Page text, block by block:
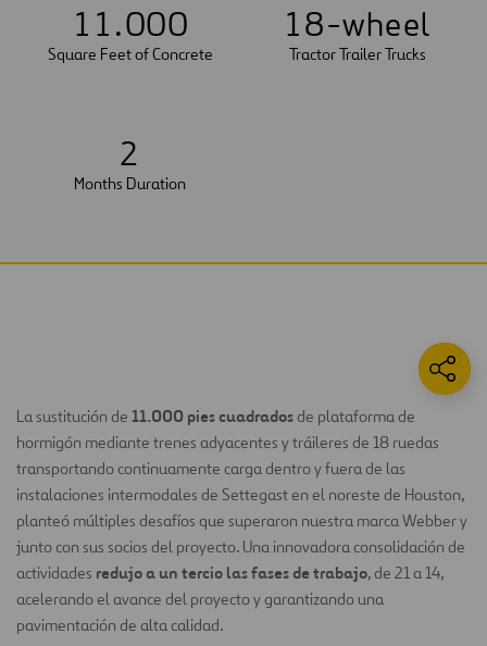
1 1.000
Square Feet of Concrete
18-wheel
Tractor Trailer Trucks
2
Months Duration
La sustitución de 11.000 pies cuadradosde plataforma de
hormigón mediante trenes adyacentes y tráileres de 18 ruedas
transportando continuamente carga dentro y fuera de las
instalaciones intermodales de Settegast en el noreste de Houston,
planteó múltiples desafíos que superaron nuestra marca Webber y
junto con sus socios del proyecto. Una innovadora consolidación de
actividades redujo a un tercio las fases de trabajo, de 21 a 14,
acelerando el avance del proyecto y garantizando una
pavimentación de alta calidad.